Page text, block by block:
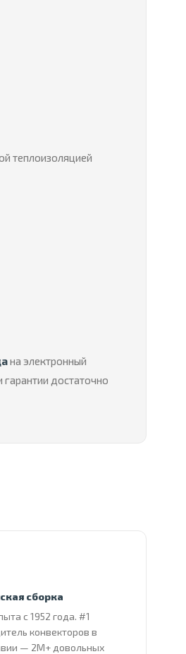
теплоизоляцией
на электронный
достаточно
сборка
с 1952 года. #1
конвекторов в
— 2М+ довольных